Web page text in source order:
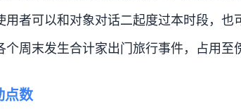
用者可以和对象对话二起度过本时段，也
个周末发生合计家出门旅行事件，占用至
点数